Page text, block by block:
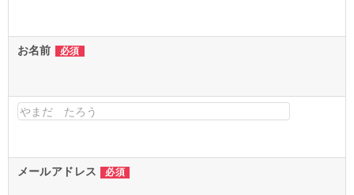
お名前 必須
メールアドレス 必須